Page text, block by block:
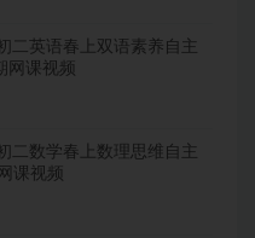
二英语春上双语素养自主
网课视频
二数学春上数理思维自主
课视频